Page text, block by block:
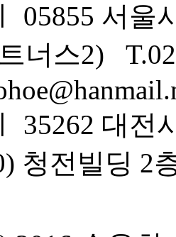
05855 서울
너스2)
35262 대전
청전빌딩 2